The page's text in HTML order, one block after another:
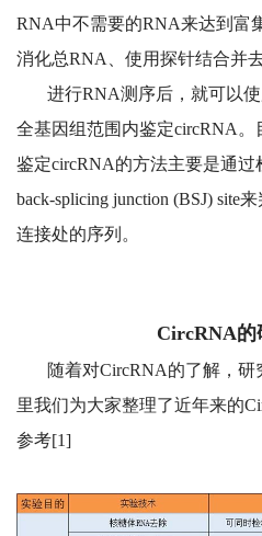
RNA中不需要的RNA来达到富
消化总RNA、使用探针结合并
进行RNA测序后，就可以
全基因组范围内鉴定circRNA。
鉴定circRNA的方法主要是通过
back-splicing junction (BSJ) site
连接处的序列。
CircRNA的
随着对CircRNA的了解，
里我们为大家整理了近年来的
参考[1]